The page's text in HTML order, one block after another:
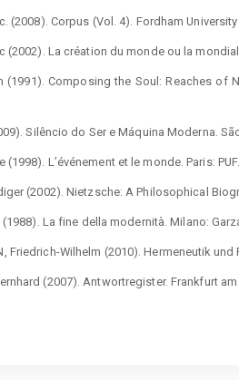
(2008). Corpus (Vol. 4). Fordham University
(2002). La création du monde ou la
(1991). Composing the Soul: Reaches of
Silêncio do Ser e Máquina Moderna.
(1998). L’événement et le monde. Paris: PUF.
(2002). Nietzsche: A Philosophical
(1988). La fine della modernità. Milano:
Friedrich-Wilhelm (2010). Hermeneutik
(2007). Antwortregister. Frankfurt